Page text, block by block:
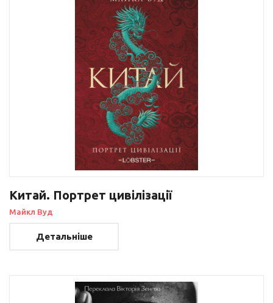
Китай. Портрет цивілізації
Майкл Вуд
Детальніше